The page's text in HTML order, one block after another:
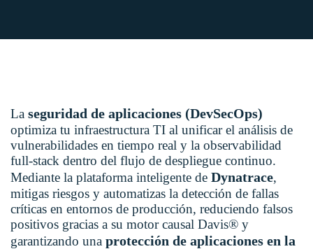
La seguridad de aplicaciones (DevSecOps)
optimiza tu infraestructura TI al unificar el análisis de
vulnerabilidades en tiempo real y la observabilidad
full-stack dentro del flujo de despliegue continuo.
Mediante la plataforma inteligente de Dynatrace,
mitigas riesgos y automatizas la detección de fallas
críticas en entornos de producción, reduciendo falsos
positivos gracias a su motor causal Davis® y
garantizando una protección de aplicaciones en la